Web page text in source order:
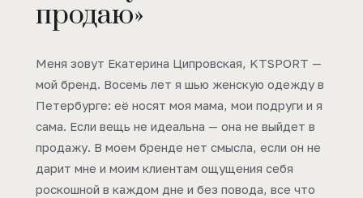
продаю»
Меня зовут Екатерина Ципровская, KTSPORT —
мой бренд. Восемь лет я шью женскую одежду в
Петербурге: её носят моя мама, мои подруги и я
сама. Если вещь не идеальна — она не выйдет в
продажу. В моем бренде нет смысла, если он не
дарит мне и моим клиентам ощущения себя
роскошной в каждом дне и без повода, все что